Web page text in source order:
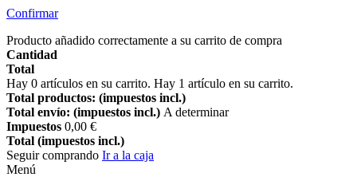
Confirmar
Producto añadido correctamente a su carrito de compra
Cantidad
Total
Hay 0 artículos en su carrito. Hay 1 artículo en su carrito.
Total productos: (impuestos incl.)
Total envío: (impuestos incl.) A determinar
Impuestos 0,00 €
Total (impuestos incl.)
Seguir comprando Ir a la caja
Menú